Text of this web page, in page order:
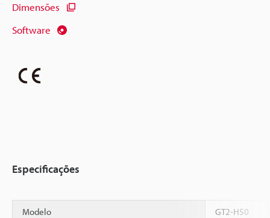
Dimensões
Software
Especificações
Modelo GT2-H50